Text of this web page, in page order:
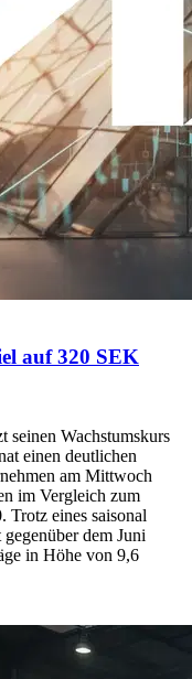
auf 320 SEK
seinen Wachstumskurs
einen deutlichen
am Mittwoch
im Vergleich zum
Trotz eines saisonal
dem Juni
in Höhe von 9,6